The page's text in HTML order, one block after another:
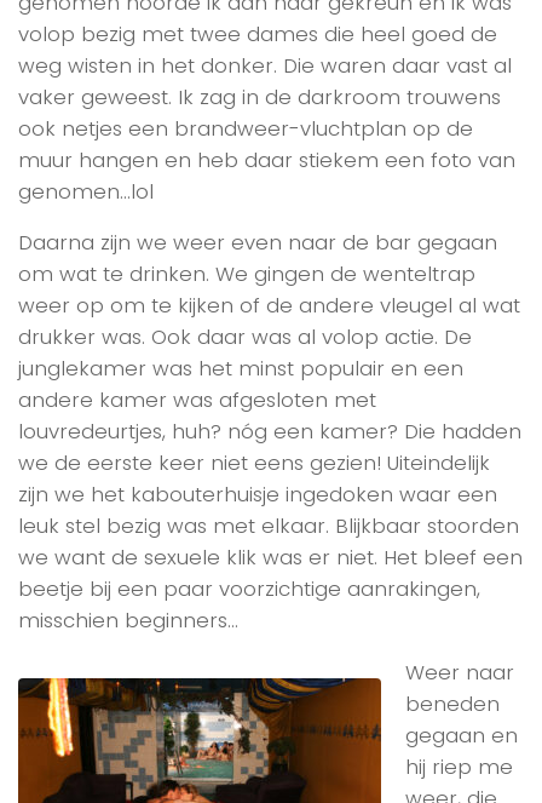
volop bezig met twee dames die heel goed de
weg wisten in het donker. Die waren daar vast al
vaker geweest. Ik zag in de darkroom trouwens
ook netjes een brandweer-vluchtplan op de
muur hangen en heb daar stiekem een foto van
genomen…lol
Daarna zijn we weer even naar de bar gegaan
om wat te drinken. We gingen de wenteltrap
weer op om te kijken of de andere vleugel al wat
drukker was. Ook daar was al volop actie. De
junglekamer was het minst populair en een
andere kamer was afgesloten met
louvredeurtjes, huh? nóg een kamer? Die hadden
we de eerste keer niet eens gezien! Uiteindelijk
zijn we het kabouterhuisje ingedoken waar een
leuk stel bezig was met elkaar. Blijkbaar stoorden
we want de sexuele klik was er niet. Het bleef een
beetje bij een paar voorzichtige aanrakingen,
misschien beginners…
Weer naar
beneden
gegaan en
hij riep me